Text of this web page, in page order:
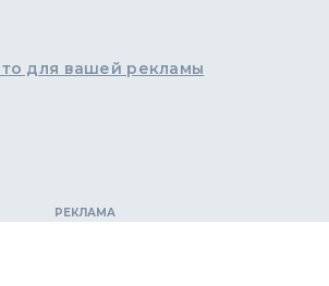
для вашей рекламы